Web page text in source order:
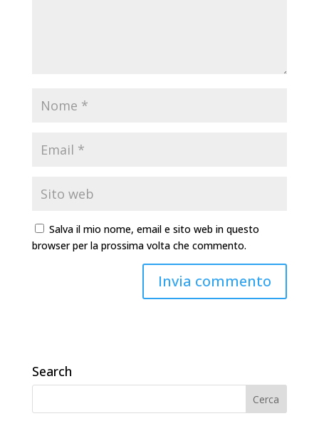
Salva il mio nome, email e sito web in questo
browser per la prossima volta che commento.
Search